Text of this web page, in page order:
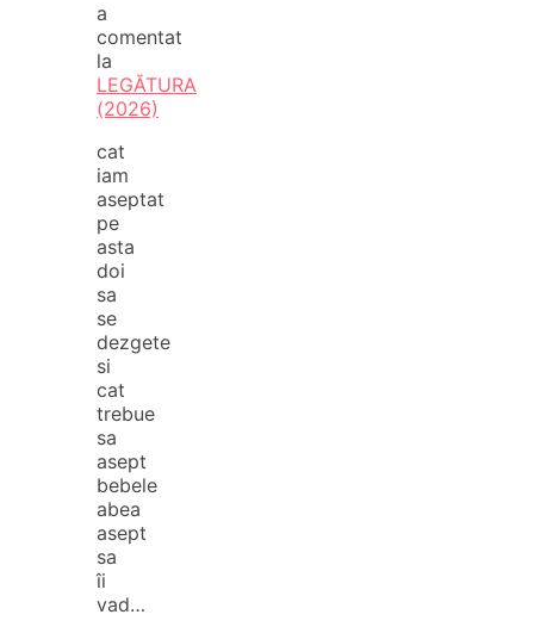
a
comentat
la
LEGĂTURA
(2026)
cat
iam
aseptat
pe
asta
doi
sa
se
dezgete
si
cat
trebue
sa
asept
bebele
abea
asept
sa
îi
vad…